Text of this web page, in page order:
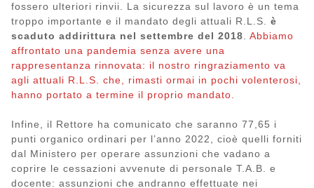
fossero ulteriori rinvii. La sicurezza sul lavoro è un tema
troppo importante e il mandato degli attuali R.L.S. è
scaduto addirittura nel settembre del 2018
Abbiamo
affrontato una pandemia senza avere una
rappresentanza rinnovata: il nostro ringraziamento va
agli attuali R.L.S. che, rimasti ormai in pochi volenterosi,
hanno portato a termine il proprio mandato.
Infine, il Rettore ha comunicato che saranno 77,65 i
punti organico ordinari per l’anno 2022, cioè quelli forniti
dal Ministero per operare assunzioni che vadano a
coprire le cessazioni avvenute di personale T.A.B. e
docente: assunzioni che andranno effettuate nei